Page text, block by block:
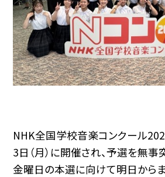
NHK全国学校音楽コンクール
3日（月）に開催され、予選を無事
金曜日の本選に向けて明日からま